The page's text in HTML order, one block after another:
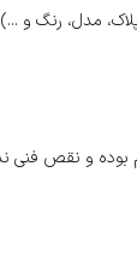
مدل، رنگ و ...)
بوده و نقص فنی